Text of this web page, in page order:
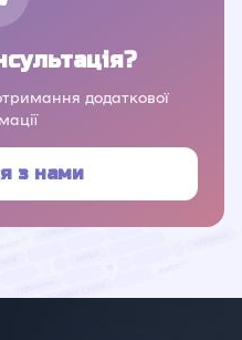
додаткової
з нами